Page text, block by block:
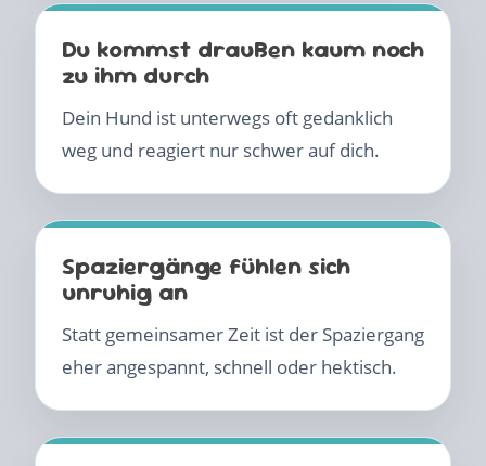
Du kommst draußen kaum noch
zu ihm durch
Dein Hund ist unterwegs oft gedanklich
weg und reagiert nur schwer auf dich.
Spaziergänge fühlen sich
unruhig an
Statt gemeinsamer Zeit ist der Spaziergang
eher angespannt, schnell oder hektisch.